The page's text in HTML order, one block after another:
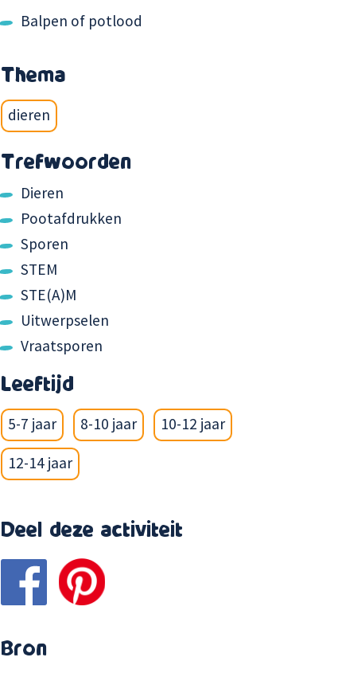
Balpen of potlood
Thema
dieren
Trefwoorden
Dieren
Pootafdrukken
Sporen
STEM
STE(A)M
Uitwerpselen
Vraatsporen
Leeftijd
5-7 jaar 8-10 jaar 10-12 jaar
12-14 jaar
Deel deze activiteit
Bron